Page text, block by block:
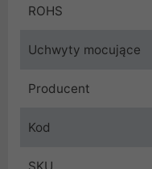
ROHS
Uchwyty mocujące
Producent
Kod